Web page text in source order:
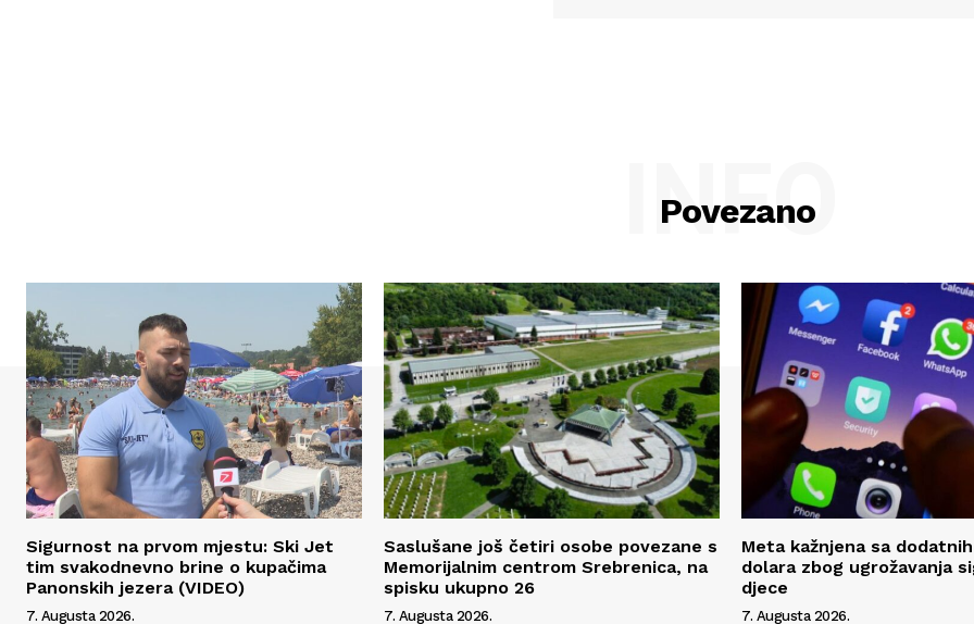
Povezano
INFO
Sigurnost na prvom mjestu: Ski Jet
tim svakodnevno brine o kupačima
Panonskih jezera (VIDEO)
7. Augusta 2026.
Saslušane još četiri osobe povezane s
Memorijalnim centrom Srebrenica, na
spisku ukupno 26
7. Augusta 2026.
Meta kažnjena sa
dolara zbog ugrožavanja
djece
7. Augusta 2026.